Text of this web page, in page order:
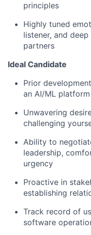
principles
Highly tuned
listener, and
partners
Ideal Candidate
Prior
an AI/ML
Unwavering
challenging
Ability to
leadership, c
urgency
Proactive in
establishing
Track record of
software